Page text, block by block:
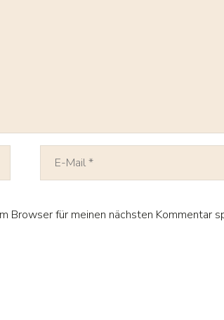
Browser für meinen nächsten Kommentar